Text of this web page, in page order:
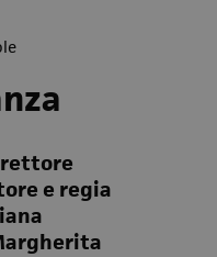
e regia